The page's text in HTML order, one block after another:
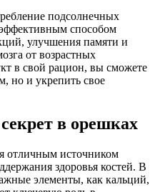
подсолнечных
способом
улучшения памяти и
от возрастных
в свой рацион, вы сможете
но и укрепить свое
в орешках
отличным источником
здоровья костей. В
элементы, как кальций,